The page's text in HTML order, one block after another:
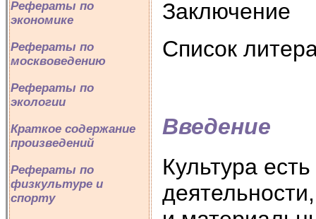
Рефераты по
экономике
Рефераты по
москвоведению
Рефераты по
экологии
Краткое содержание
произведений
Рефераты по
физкультуре и
спорту
Заключение
Список
Введение
Культура